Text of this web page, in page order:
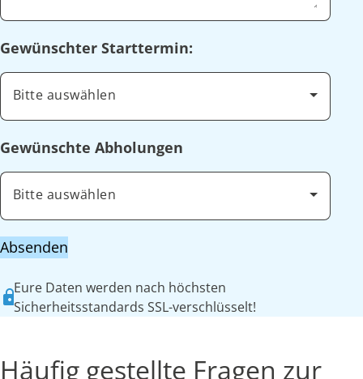
Gewünschter Starttermin:
Bitte auswählen
Gewünschte Abholungen
Bitte auswählen
Absenden
Eure Daten werden nach höchsten
Sicherheitsstandards SSL-verschlüsselt!
Häufig gestellte Fragen zur